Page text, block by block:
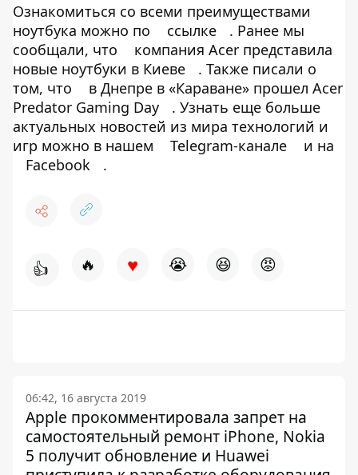
Ознакомиться со всеми преимуществами
ноутбука можно по
ссылке
. Ранее мы
сообщали, что
компания Acer представила
новые ноутбуки в Киеве
. Также писали о
том, что
в Днепре в «Караване» прошел Acer
Predator Gaming Day
. Узнать еще больше
актуальных новостей из мира технологий и
игр можно в нашем
Telegram-канале
и на
Facebook
.
👍 🔥 ♥ 😭 😆 😡
06:42, 16 августа 2019
Apple прокомментировала запрет на
самостоятельный ремонт iPhone, Nokia
5 получит обновление и Huawei